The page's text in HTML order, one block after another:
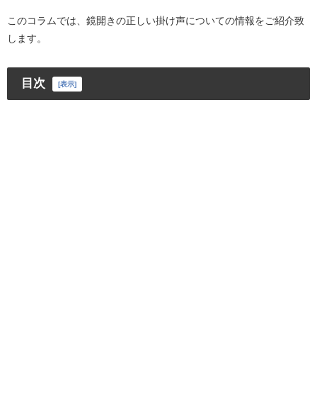
このコラムでは、鏡開きの正しい掛け声についての情報をご紹介致
します。
目次 [表示]